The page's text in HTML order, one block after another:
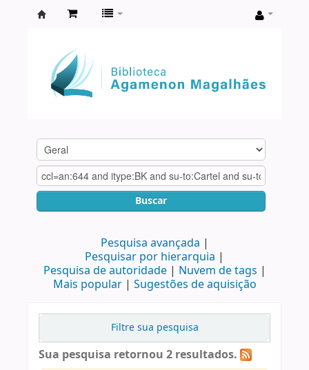
Agamenon
Magalhães
Buscar
Pesquisa avançada
Pesquisar por hierarquia
Pesquisa de autoridade
Nuvem de tags
Mais popular
Sugestões de aquisição
Filtre sua pesquisa
Sua pesquisa retornou 2 resultados.